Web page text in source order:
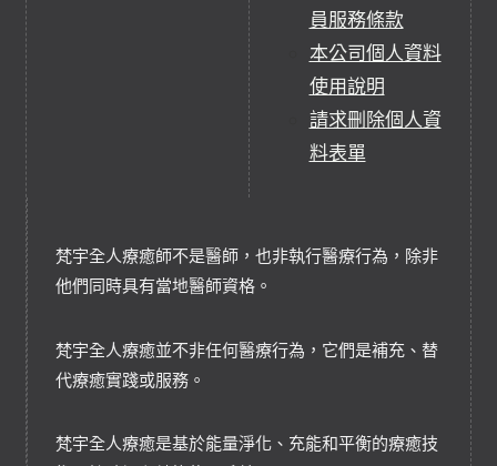
員服務條款
本公司個人資料
使用說明
請求刪除個人資
料表單
梵宇全人療癒師不是醫師，也非執行醫療行為，除非
他們同時具有當地醫師資格。
梵宇全人療癒並不非任何醫療行為，它們是補充、替
代療癒實踐或服務。
梵宇全人療癒是基於能量淨化、充能和平衡的療癒技